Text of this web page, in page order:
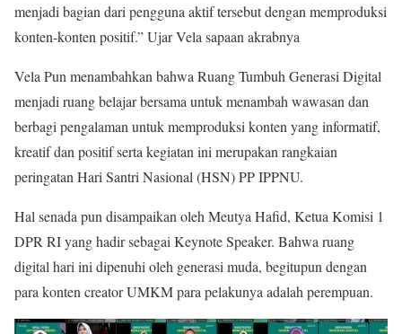
menjadi bagian dari pengguna aktif tersebut dengan memproduksi
konten-konten positif.” Ujar Vela sapaan akrabnya
Vela Pun menambahkan bahwa Ruang Tumbuh Generasi Digital
menjadi ruang belajar bersama untuk menambah wawasan dan
berbagi pengalaman untuk memproduksi konten yang informatif,
kreatif dan positif serta kegiatan ini merupakan rangkaian
peringatan Hari Santri Nasional (HSN) PP IPPNU.
Hal senada pun disampaikan oleh Meutya Hafid, Ketua Komisi 1
DPR RI yang hadir sebagai Keynote Speaker. Bahwa ruang
digital hari ini dipenuhi oleh generasi muda, begitupun dengan
para konten creator UMKM para pelakunya adalah perempuan.